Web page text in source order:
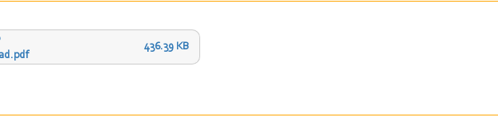
436.39 KB